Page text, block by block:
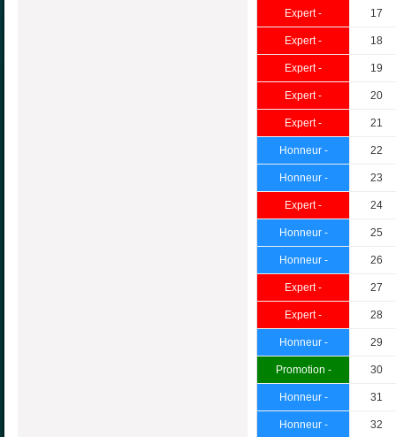
Expert - 17
Expert - 18
Expert - 19
Expert - 20
Expert - 21
Honneur - 22
Honneur - 23
Expert - 24
Honneur - 25
Honneur - 26
Expert - 27
Expert - 28
Honneur - 29
Promotion - 30
Honneur - 31
Honneur - 32